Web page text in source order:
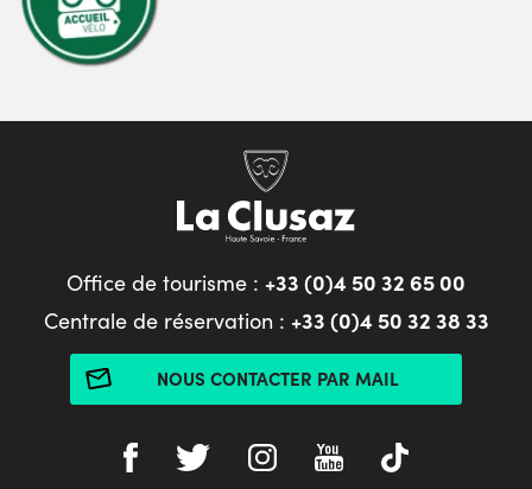
Office de tourisme : +33 (0)4 50 32 65 00
Centrale de réservation : +33 (0)4 50 32 38 33
NOUS CONTACTER PAR MAIL